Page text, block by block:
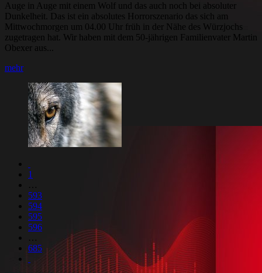
Auge in Auge mit einem Wolf und das auch noch bei absoluter
Dunkelheit. Das ist ein absolutes Horrorszenario das sich am
Mittwochmorgen um 04.00 Uhr früh in der Nähe des Würzjochs
zugetragen hat. Wir haben mit dem 50-jährigen Familienvater Martin
Obexer aus...
mehr
1
…
593
594
595
596
…
685